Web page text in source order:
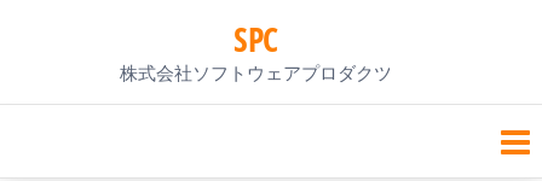
テ
SPC
株式会社ソフトウェアプロダクツ